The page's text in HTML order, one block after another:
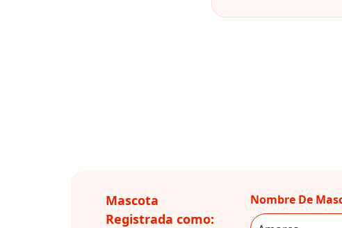
Mascota
Registrada como:
Nombre De